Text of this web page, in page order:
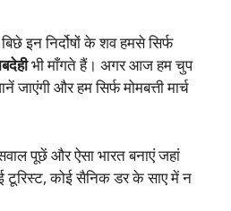
इन निर्दोषों के शव हमसे सिर्फ
भी माँगते हैं। अगर आज हम चुप
और हम सिर्फ मोमबत्ती मार्च
पूछें और ऐसा भारत बनाएं जहां
टूरिस्ट, कोई सैनिक डर के साए में न